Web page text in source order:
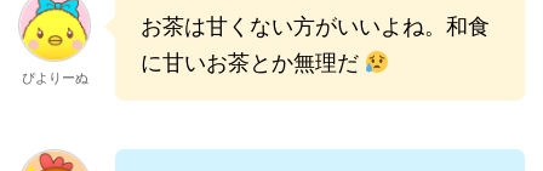
ぴよりーぬ
お茶は甘くない方がいいよね。和食
に甘いお茶とか無理だ